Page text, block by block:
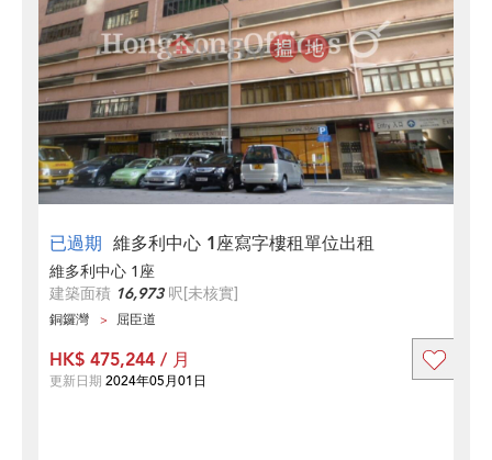
已過期 維多利中心 1座寫字樓租單位出租
維多利中心 1座
建築面積 16,973呎[未核實]
銅鑼灣 屈臣道
HK$ 475,244 / 月
更新日期 2024年05月01日